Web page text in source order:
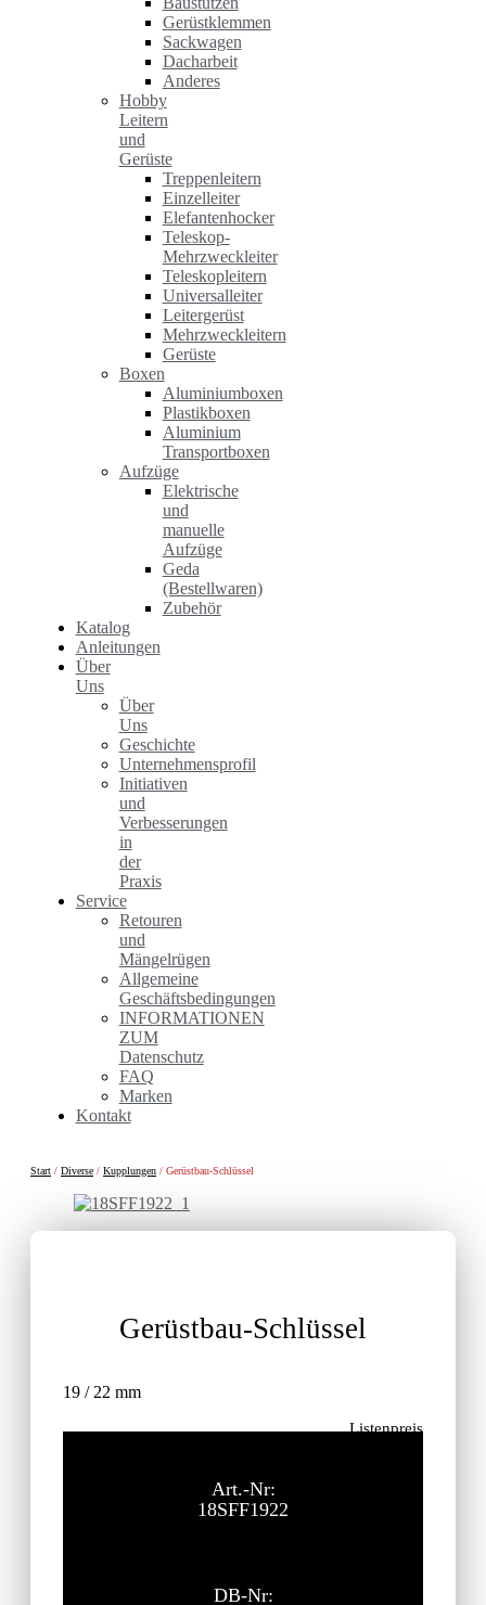
Gerüstklemmen
Sackwagen
Dacharbeit
Anderes
Hobby
Leitern
und
Gerüste
Treppenleitern
Einzelleiter
Elefantenhocker
Teleskop-
Mehrzweckleiter
Teleskopleitern
Universalleiter
Leitergerüst
Mehrzweckleitern
Gerüste
Boxen
Aluminiumboxen
Plastikboxen
Aluminium
Transportboxen
Aufzüge
Elektrische
und
manuelle
Aufzüge
Geda
(Bestellwaren)
Zubehör
Katalog
Anleitungen
Über
Uns
Über
Uns
Geschichte
Unternehmensprofil
Initiativen
und
Verbesserungen
in
der
Praxis
Service
Retouren
und
Mängelrügen
Allgemeine
Geschäftsbedingungen
INFORMATIONEN
ZUM
Datenschutz
FAQ
Marken
Kontakt
Start / Diverse / Kupplungen / Gerüstbau-Schlüssel
Gerüstbau-Schlüssel
19 / 22 mm
Listenpreis
Art.-Nr:
18SFF1922
DB-Nr: